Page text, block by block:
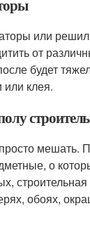
или
от
будет
или клея.
мешать.
о
обоях,